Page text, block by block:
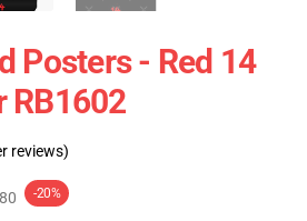
Posters - Red 14
RB1602
reviews)
-20%